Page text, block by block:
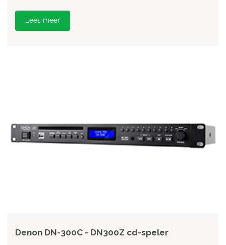
Lees meer
Denon DN-300C - DN300Z cd-speler